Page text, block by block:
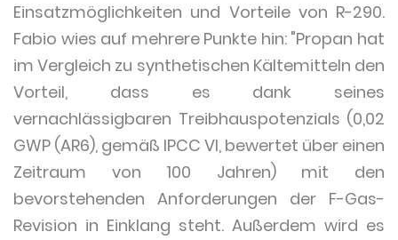
Einsatzmöglichkeiten und Vorteile von R-290.
Fabio wies auf mehrere Punkte hin: "Propan hat
im Vergleich zu synthetischen Kältemitteln den
Vorteil, dass es dank seines
vernachlässigbaren Treibhauspotenzials (0,02
GWP (AR6), gemäß IPCC VI, bewertet über einen
Zeitraum von 100 Jahren) mit den
bevorstehenden Anforderungen der F-Gas-
Revision in Einklang steht. Außerdem wird es